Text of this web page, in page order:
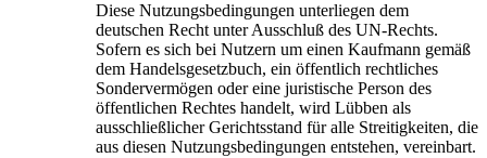
Diese Nutzungsbedingungen unterliegen dem
deutschen Recht unter Ausschluß des UN-Rechts.
Sofern es sich bei Nutzern um einen Kaufmann gemäß
dem Handelsgesetzbuch, ein öffentlich rechtliches
Sondervermögen oder eine juristische Person des
öffentlichen Rechtes handelt, wird Lübben als
ausschließlicher Gerichtsstand für alle Streitigkeiten, die
aus diesen Nutzungsbedingungen entstehen, vereinbart.